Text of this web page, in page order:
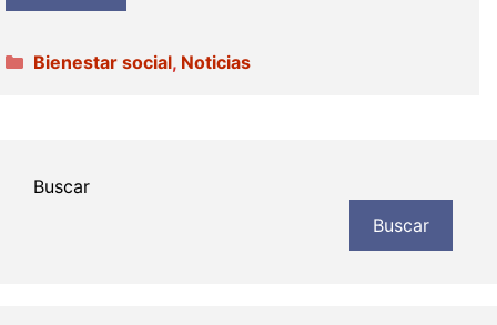
Categorías
Bienestar social, Noticias
Buscar
Buscar